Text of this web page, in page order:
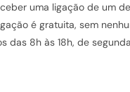
uma ligação de um
é gratuita, sem
das 8h às 18h, de